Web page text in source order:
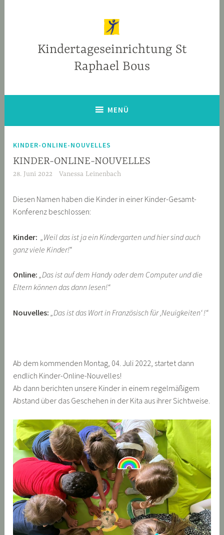
Kindertageseinrichtung St
Raphael Bous
MENÜ
KINDER-ONLINE-NOUVELLES
KINDER-ONLINE-NOUVELLES
28. Juni 2022 Vanessa Leinenbach
Diesen Namen haben die Kinder in einer Kinder-Gesamt-
Konferenz beschlossen:
Kinder:
„Weil das ist ja ein Kindergarten und hier sind auch
ganz viele Kinder!“
Online:„Das ist auf dem Handy oder dem Computer und die
Eltern können das dann lesen!“
Nouvelles: „Das ist das Wort in Französisch für ‚Neuigkeiten‘ !“
Ab dem kommenden Montag, 04. Juli 2022, startet dann
endlich Kinder-Online-Nouvelles!
Ab dann berichten unsere Kinder in einem regelmäßigem
Abstand über das Geschehen in der Kita aus ihrer Sichtweise.